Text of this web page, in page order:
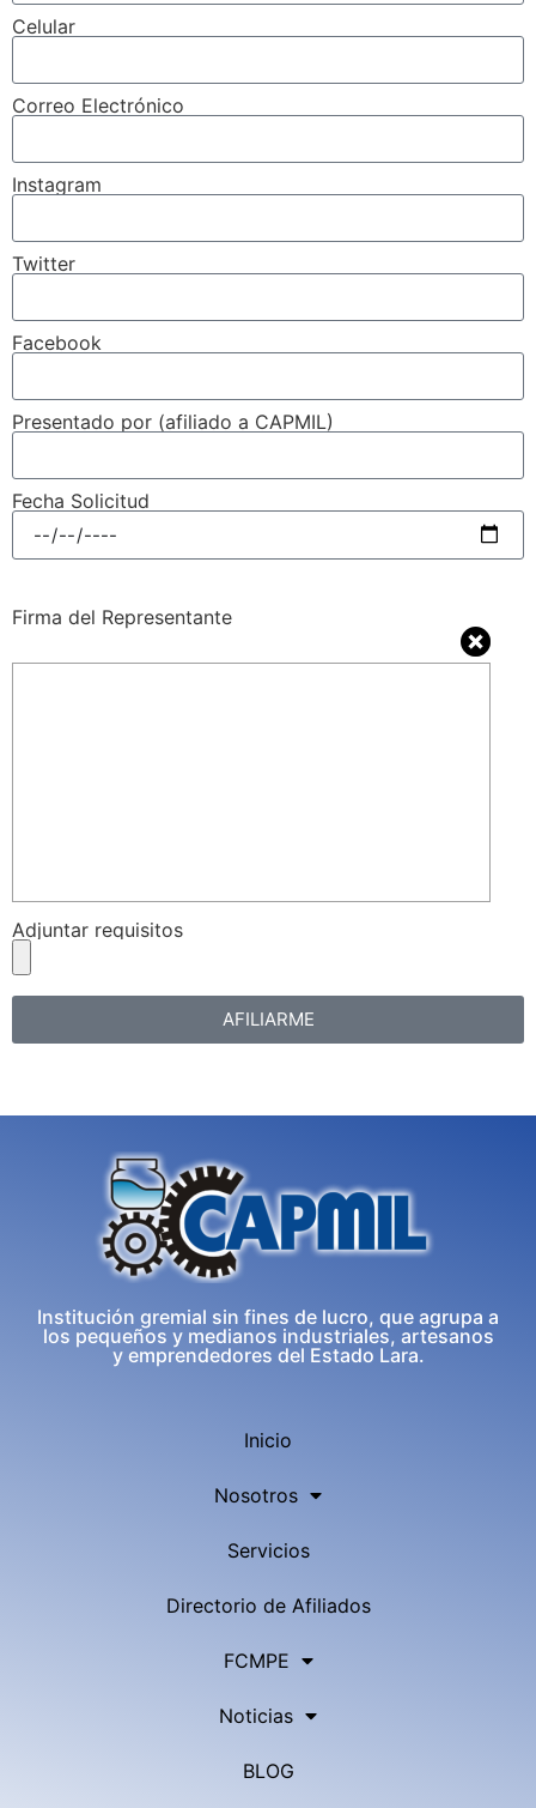
Celular
Correo Electrónico
Instagram
Twitter
Facebook
Presentado por (afiliado a CAPMIL)
Fecha Solicitud
Firma del Representante
Adjuntar requisitos
AFILIARME
Institución gremial sin fines de lucro, que agrupa a
los pequeños y medianos industriales, artesanos
y emprendedores del Estado Lara.
Inicio
Nosotros
Servicios
Directorio de Afiliados
FCMPE
Noticias
BLOG